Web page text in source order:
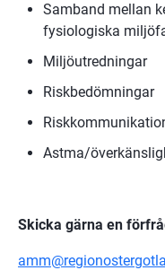
Samband mellan
fysiologiska
Miljöutredningar
Riskbedömningar
Astma/
Skicka gärna en